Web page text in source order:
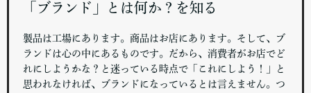
「ブランド」とは何か？を知る
製品は工場にあります。商品はお店にあります。そして、ブ
ランドは心の中にあるものです。だから、消費者がお店でど
れにしようかな？と迷っている時点で「これにしよう！」と
思われなければ、ブランドになっているとは言えません。つ